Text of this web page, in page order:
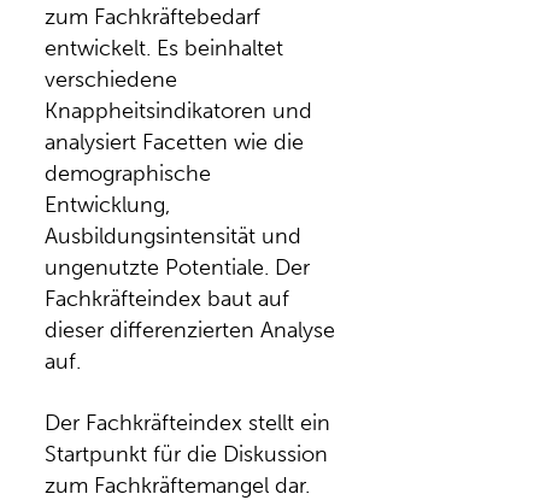
zum Fachkräftebedarf
entwickelt. Es beinhaltet
verschiedene
Knappheitsindikatoren und
analysiert Facetten wie die
demographische
Entwicklung,
Ausbildungsintensität und
ungenutzte Potentiale. Der
Fachkräfteindex baut auf
dieser differenzierten Analyse
auf.
Der Fachkräfteindex stellt ein
Startpunkt für die Diskussion
zum Fachkräftemangel dar.